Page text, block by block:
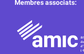
Membres associats: